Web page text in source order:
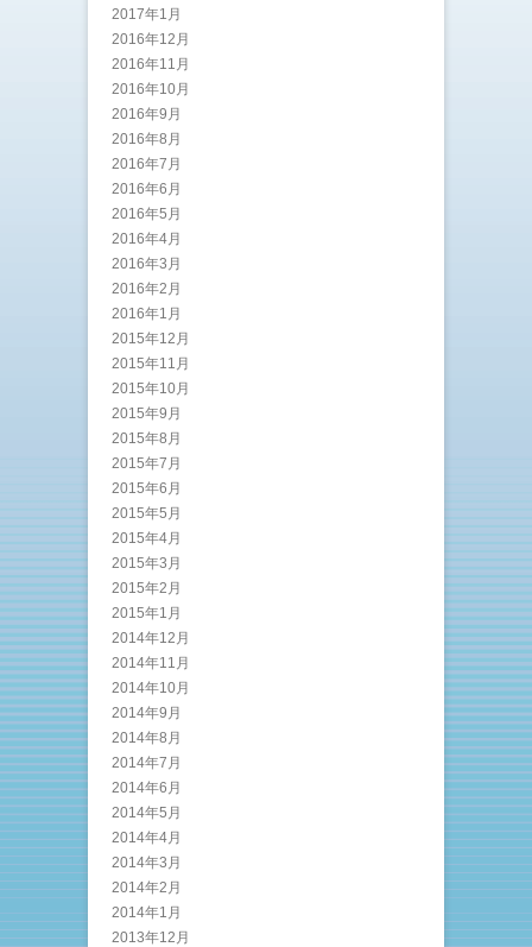
2017年1月
2016年12月
2016年11月
2016年10月
2016年9月
2016年8月
2016年7月
2016年6月
2016年5月
2016年4月
2016年3月
2016年2月
2016年1月
2015年12月
2015年11月
2015年10月
2015年9月
2015年8月
2015年7月
2015年6月
2015年5月
2015年4月
2015年3月
2015年2月
2015年1月
2014年12月
2014年11月
2014年10月
2014年9月
2014年8月
2014年7月
2014年6月
2014年5月
2014年4月
2014年3月
2014年2月
2014年1月
2013年12月